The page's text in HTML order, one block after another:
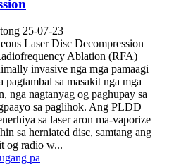
25-07-23
Laser Disc Decompression
Ablation (RFA)
invasive nga mga pamaagi
pagtambal sa masakit nga mga
nga nagtanyag og paghupay sa
sa paglihok. Ang PLDD
sa laser aron ma-vaporize
sa herniated disc, samtang ang
og radio w...
pa